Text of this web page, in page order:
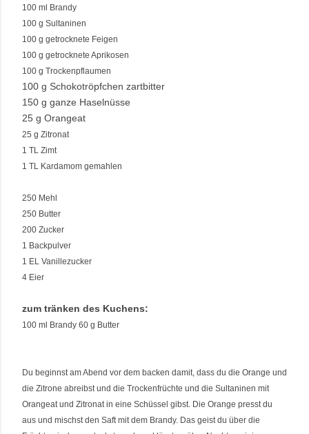
100 ml Brandy
100 g Sultaninen
100 g getrocknete Feigen
100 g getrocknete Aprikosen
100 g Trockenpflaumen
100 g Schokotröpfchen zartbitter
150 g ganze Haselnüsse
25 g Orangeat
25 g Zitronat
1 TL Zimt
1 TL Kardamom gemahlen
250 Mehl
250 Butter
200 Zucker
1 Backpulver
1 EL Vanillezucker
4 Eier
zum tränken des Kuchens:
100 ml Brandy 60 g Butter
Du beginnst am Abend vor dem backen damit, dass du die Orange und
die Zitrone abreibst und die Trockenfrüchte und die Sultaninen mit
Orangeat und Zitronat in eine Schüssel gibst. Die Orange presst du
aus und mischst den Saft mit dem Brandy. Das geist du über die